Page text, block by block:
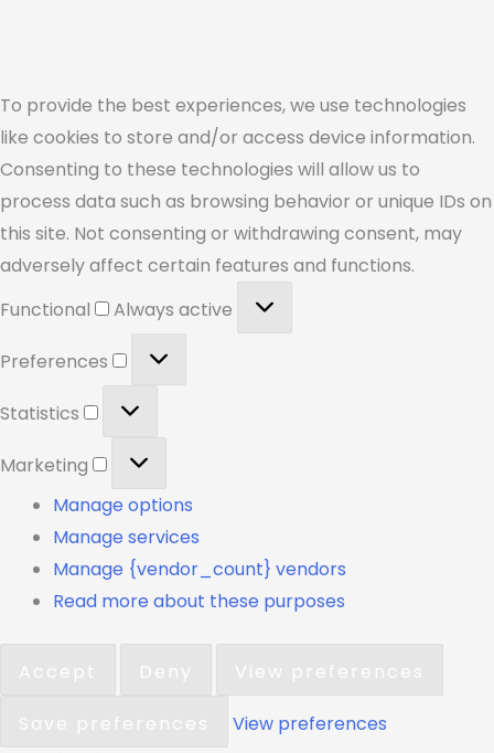
To provide the best experiences, we use technologies
like cookies to store and/or access device information.
Consenting to these technologies will allow us to
process data such as browsing behavior or unique IDs on
this site. Not consenting or withdrawing consent, may
adversely affect certain features and functions.
Functional
Always active
Preferences
Statistics
Marketing
Manage options
Manage services
Manage {vendor_count} vendors
Read more about these purposes
Accept Deny View preferences
Save preferences
View preferences